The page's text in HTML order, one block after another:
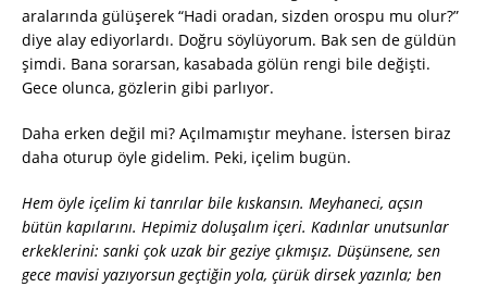
aralarında gülüşerek “Hadi oradan, sizden orospu mu olur?”
diye alay ediyorlardı. Doğru söylüyorum. Bak sen de güldün
şimdi. Bana sorarsan, kasabada gölün rengi bile değişti.
Gece olunca, gözlerin gibi parlıyor.
Daha erken değil mi? Açılmamıştır meyhane. İstersen biraz
daha oturup öyle gidelim. Peki, içelim bugün.
Hem öyle içelim ki tanrılar bile kıskansın. Meyhaneci, açsın
bütün kapılarını. Hepimiz doluşalım içeri. Kadınlar unutsunlar
erkeklerini: sanki çok uzak bir geziye çıkmışız. Düşünsene, sen
gece mavisi yazıyorsun geçtiğin yola, çürük dirsek yazınla; ben